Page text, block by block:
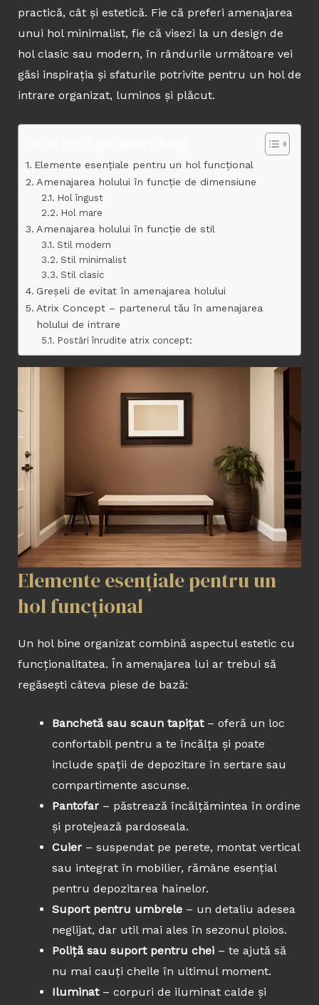
practică, cât și estetică. Fie că preferi amenajarea
unui hol minimalist, fie că visezi la un design de
hol clasic sau modern, în rândurile următoare vei
găsi inspirația și sfaturile potrivite pentru un hol de
intrare organizat, luminos și plăcut.
Elemente esențiale pentru un hol funcțional
Amenajarea holului în funcție de dimensiune
Hol îngust
Hol mare
Amenajarea holului în funcție de stil
Stil modern
Stil minimalist
Stil clasic
Greșeli de evitat în amenajarea holului
Atrix Concept – partenerul tău în amenajarea
holului de intrare
Postări înrudite atrix concept:
Elemente esențiale pentru un
hol funcțional
Un hol bine organizat combină aspectul estetic cu
funcționalitatea. În amenajarea lui ar trebui să
regăsești câteva piese de bază:
Banchetă sau scaun tapițat– oferă un loc
confortabil pentru a te încălța și poate
include spații de depozitare în sertare sau
compartimente ascunse.
Pantofar– păstrează încălțămintea în ordine
și protejează pardoseala.
Cuier– suspendat pe perete, montat vertical
sau integrat în mobilier, rămâne esențial
pentru depozitarea hainelor.
Suport pentru umbrele– un detaliu adesea
neglijat, dar util mai ales în sezonul ploios.
Poliță sau suport pentru chei– te ajută să
nu mai cauți cheile în ultimul moment.
Iluminat– corpuri de iluminat calde și